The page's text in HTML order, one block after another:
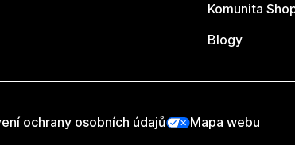
Komunita
Blogy
ochrany osobních údajů Mapa webu